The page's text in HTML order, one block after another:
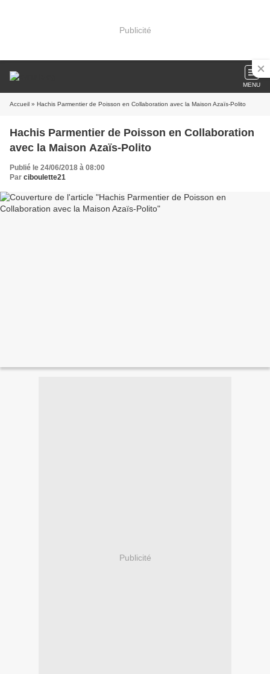
Publicité
MENU
Accueil » Hachis Parmentier de Poisson en Collaboration avec la Maison Azaïs-Polito
Hachis Parmentier de Poisson en Collaboration
avec la Maison Azaïs-Polito
Publié le 24/06/2018 à 08:00
Par ciboulette21
Publicité